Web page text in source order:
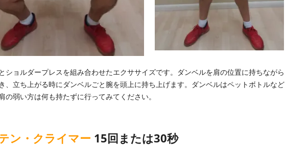
ショルダープレスを組み合わせたエクササイズです。ダンベルを肩の位置に持ちながら
、立ち上がる時にダンベルごと腕を頭上に持ち上げます。ダンベルはペットボトルなど
の弱い方は何も持たずに行ってみてください。
ン・クライマー 15回または30秒